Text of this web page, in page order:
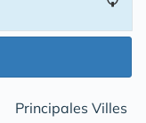
Principales Villes